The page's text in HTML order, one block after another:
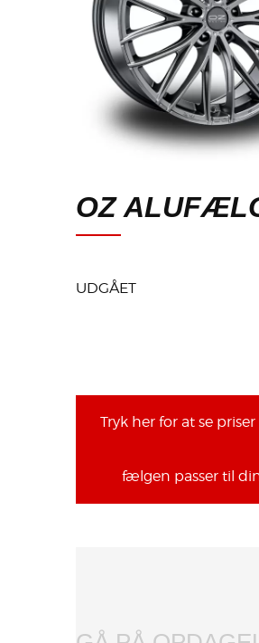
OZ
UDGÅET
Tryk her for at se
fælgen passer til